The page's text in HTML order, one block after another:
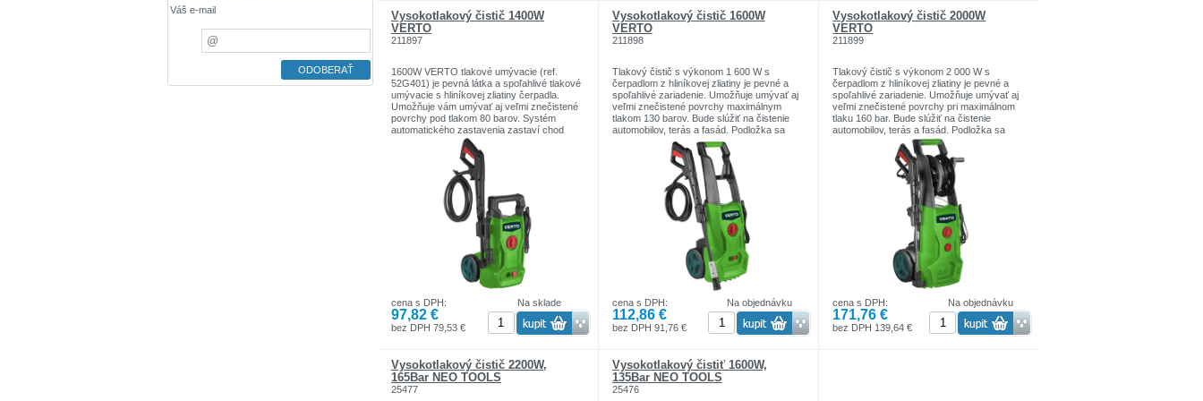
Vysokotlakový čistič 1400W
VERTO
211897
1600W VERTO tlakové umývacie (ref.
52G401) je pevná látka a spoľahlivé tlakové
umývacie s hliníkovej zliatiny čerpadla.
Umožňuje vám umývať aj veľmi znečistené
povrchy pod tlakom 80 barov. Systém
automatického zastavenia zastaví chod
motora v prípade, že dôjde k vode. Medzi
doplnky práčky patria: pištoľová rukoväť s
násadou, tlaková hadica, nádoba na čistiaci
prostriedok. Kolieska a pohodlná rukoväť
umožňujú pohodlný transport práčky. Zhoda
s európskymi bezpečnostnými normami je
zabezpečená certifikátom CE.
Na sklade
cena s DPH:
97,82 €
bez DPH 79,53 €
Vysokotlakový čistič 1600W
VERTO
211898
Tlakový čistič s výkonom 1 600 W s
čerpadlom z hliníkovej zliatiny je pevné a
spoľahlivé zariadenie. Umožňuje umývať aj
veľmi znečistené povrchy maximálnym
tlakom 130 barov. Bude slúžiť na čistenie
automobilov, terás a fasád. Podložka sa
vyznačuje dobrou mechanickou pevnosťou,
ktorá zaisťuje bezporuchovú prevádzku
zariadenia. Systém automatického
zastavenia, synchronizovaný s tlačidlom
spúšte kopije, zastaví činnosť motora v
prípade poruchy prívodu vody. Podložka má
rukoväte na uloženie pištoľovej rukoväti,
dýzy a vysokotlakovej hadice.
Vysokotlaková hadica a napájací kábel sú
Na objednávku
cena s DPH:
112,86 €
bez DPH 91,76 €
Vysokotlakový čistič 2000W
VERTO
211899
Tlakový čistič s výkonom 2 000 W s
čerpadlom z hliníkovej zliatiny je pevné a
spoľahlivé zariadenie. Umožňuje umývať aj
veľmi znečistené povrchy pri maximálnom
tlaku 160 bar. Bude slúžiť na čistenie
automobilov, terás a fasád. Podložka sa
vyznačuje dobrou mechanickou pevnosťou,
ktorá zaisťuje bezporuchovú prevádzku
zariadenia. Systém automatického
zastavenia synchronizovaný s tlačidlom
spúšte kopije zastaví činnosť motora v
prípade poruchy prívodu vody. Podložka má
držiaky na uloženie pištoľovej rukoväte a
násadca, ako aj bubon na uloženie
vysokotlakovej hadice. Vysokotlaková
hadica a napájací kábel sú dlhé 5 metrov.
Charakteristiky:
menovitý výkon 2 000 W
max. tlak privádzanej vody 12 bar
prevádzkový tlak 110 bar
max. tlak 160 bar
5 m vysokotlaková hadica
Na objednávku
cena s DPH:
171,76 €
bez DPH 139,64 €
Vysokotlakový čistič 2200W,
165Bar NEO TOOLS
25477
Vysokotlakový čistiť 1600W,
135Bar NEO TOOLS
25476
Váš e-mail